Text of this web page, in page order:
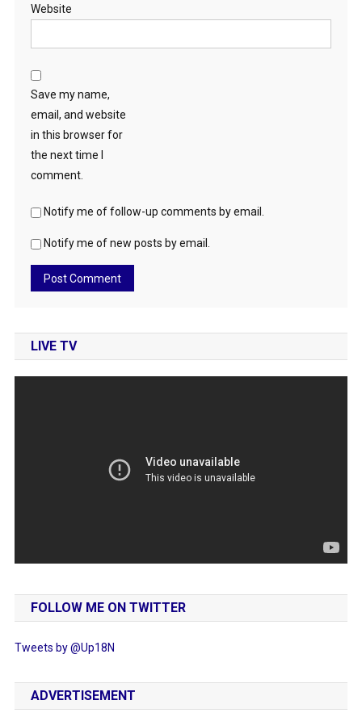
Website
Save my name,
email, and website
in this browser for
the next time I
comment.
Notify me of follow-up comments by email.
Notify me of new posts by email.
LIVE TV
FOLLOW ME ON TWITTER
Tweets by @Up18N
ADVERTISEMENT